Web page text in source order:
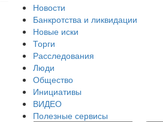
Новости
Банкротства и ликвидации
Новые иски
Торги
Расследования
Люди
Общество
Инициативы
ВИДЕО
Полезные сервисы